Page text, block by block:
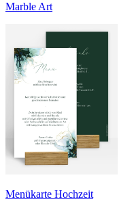
Marble Art
Menükarte Hochzeit